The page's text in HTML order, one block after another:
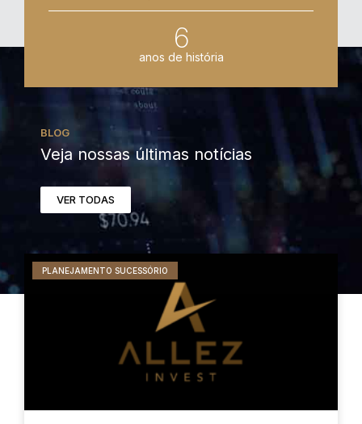
6
anos de história
BLOG
Veja nossas últimas notícias
VER TODAS
PLANEJAMENTO SUCESSÓRIO